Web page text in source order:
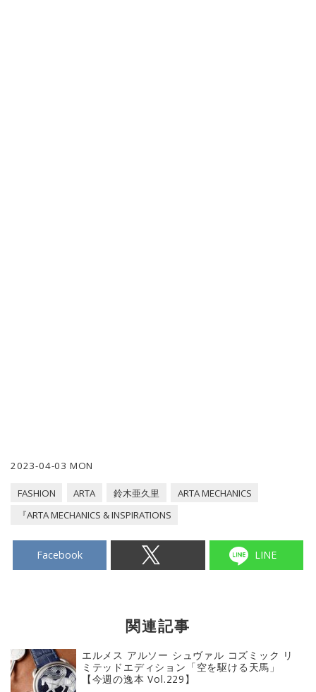
2023-04-03 MON
FASHION ARTA 鈴木亜久里
ARTA MECHANICS
『ARTA MECHANICS & INSPIRATIONS
Facebook LINE
関連記事
エルメス アルソー シュヴァル コズミック リ
ミテッドエディション「空を駆ける天馬」
【今週の逸本 Vol.229】